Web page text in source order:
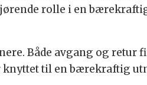
rolle i en
Både avgang og retur
til en bærekraftig